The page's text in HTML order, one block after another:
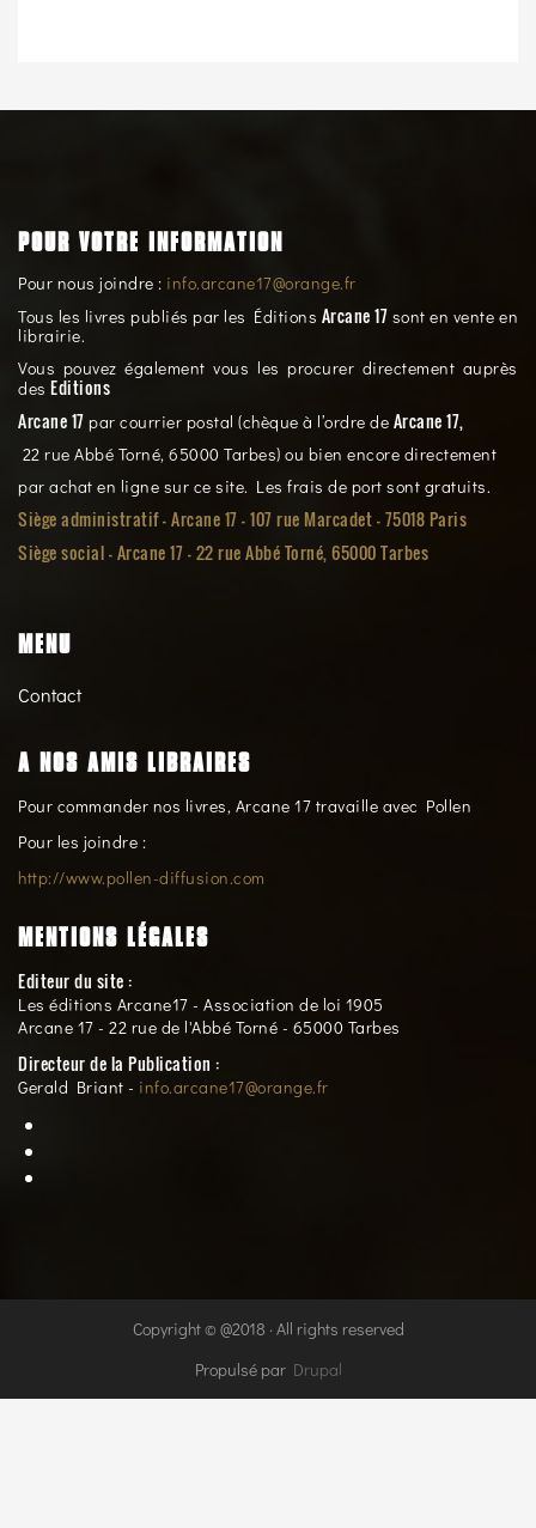
POUR VOTRE INFORMATION
Pour nous joindre : info.arcane17@orange.fr
Tous les livres publiés par les Éditions Arcane 17 sont en vente en
librairie.
Vous pouvez également vous les procurer directement auprès
des Editions
Arcane 17 par courrier postal (chèque à l’ordre de Arcane 17,
22 rue Abbé Torné, 65000 Tarbes) ou bien encore directement
par achat en ligne sur ce site. Les frais de port sont gratuits.
Siège administratif - Arcane 17 - 107 rue Marcadet - 75018 Paris
Siège social -Arcane 17 - 22 rue Abbé Torné, 65000 Tarbes
MENU
Contact
A NOS AMIS LIBRAIRES
Pour commander nos livres, Arcane 17 travaille avec Pollen
Pour les joindre :
http://www.pollen-diffusion.com
MENTIONS LÉGALES
Editeur du site :
Les éditions Arcane17 - Association de loi 1905
Arcane 17 - 22 rue de l'Abbé Torné - 65000 Tarbes
Directeur de la Publication :
Gerald Briant - info.arcane17@orange.fr
Copyright © @2018 · All rights reserved
Propulsé par Drupal